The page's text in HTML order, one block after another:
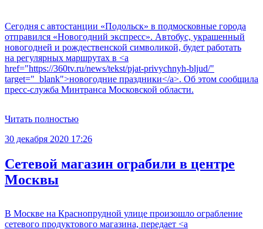
Сегодня с автостанции «Подольск» в подмосковные города
отправился «Новогодний экспресс». Автобус, украшенный
новогодней и рождественской символикой, будет работать
на регулярных маршрутах в <a
href="https://360tv.ru/news/tekst/pjat-privychnyh-bljud/"
target="_blank">новогодние праздники</a>. Об этом сообщила
пресс-служба Минтранса Московской области.
Читать полностью
30 декабря 2020 17:26
Сетевой магазин ограбили в центре
Москвы
В Москве на Краснопрудной улице произошло ограбление
сетевого продуктового магазина, передает <a